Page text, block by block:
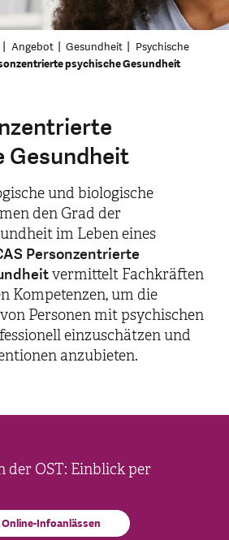
Angebot Gesundheit
Psychische
psychische Gesundheit
Gesundheit
und biologische
den Grad der
im Leben eines
Personzentrierte
vermittelt Fachkräften
Kompetenzen, um die
Personen mit psychischen
einzuschätzen und
anzubieten.
der OST: Einblick per
Infoanlässen